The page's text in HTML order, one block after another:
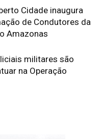
Cidade inaugura
de Condutores da
Amazonas
militares são
na Operação